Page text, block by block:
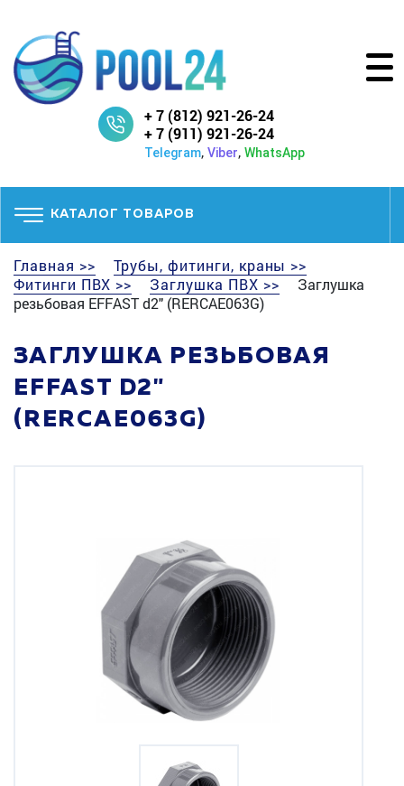
+ 7 (812) 921-26-24
+ 7 (911) 921-26-24
Telegram, Viber, WhatsApp
КАТАЛОГ ТОВАРОВ
Главная >>
Трубы, фитинги, краны >>
Фитинги ПВХ >>
Заглушка ПВХ >>
Заглушка
резьбовая EFFAST d2" (RERCAE063G)
ЗАГЛУШКА РЕЗЬБОВАЯ
EFFAST D2"
(RERCAE063G)